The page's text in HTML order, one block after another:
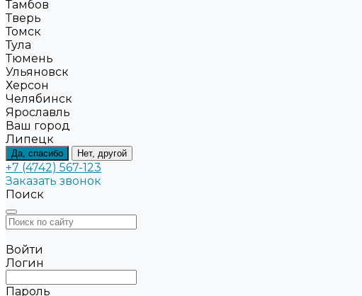
Тамбов
Тверь
Томск
Тула
Тюмень
Ульяновск
Херсон
Челябинск
Ярославль
Ваш город
Липецк
Да, спасибо Нет, другой
+7 (4742) 567-123
Заказать звонок
Поиск
Войти
Логин
Пароль